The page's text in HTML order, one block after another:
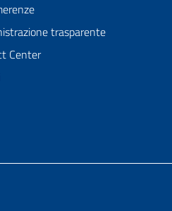
trasparente
Center